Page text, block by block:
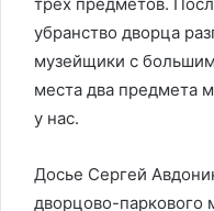
убранство дворца
музейщики с
места два предмета
у нас.
Досье Сергей
дворцово-паркового